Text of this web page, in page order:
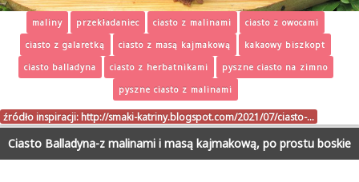
maliny przekładaniec ciasto z malinami
ciasto z owocami
ciasto z galaretką
ciasto z masą kajmakową
kakaowy biszkopt
ciasto balladyna
ciasto z herbatnikami
pyszne ciasto na zimno
pyszne ciasto z malinami
źródło inspiracji: http://smaki-katriny.blogspot.com/2021/07/ciasto-…
Ciasto Balladyna-z malinami i masą kajmakową, po prostu boskie